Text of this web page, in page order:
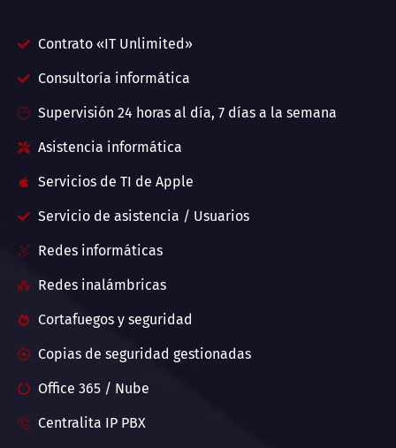
Contrato «IT Unlimited»
Consultoría informática
Supervisión 24 horas al día, 7 días a la semana
Asistencia informática
Servicios de TI de Apple
Servicio de asistencia / Usuarios
Redes informáticas
Redes inalámbricas
Cortafuegos y seguridad
Copias de seguridad gestionadas
Office 365 / Nube
Centralita IP PBX